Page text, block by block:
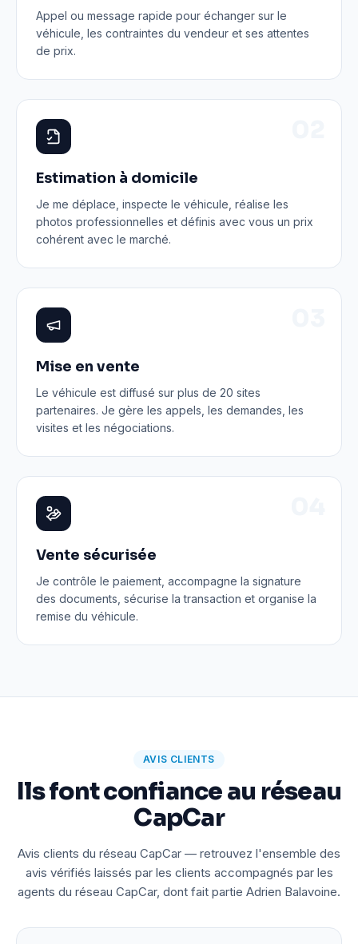
Appel ou message rapide pour échanger sur le
véhicule, les contraintes du vendeur et ses attentes
de prix.
Estimation à domicile
Je me déplace, inspecte le véhicule, réalise les
photos professionnelles et définis avec vous un prix
cohérent avec le marché.
Mise en vente
Le véhicule est diffusé sur plus de 20 sites
partenaires. Je gère les appels, les demandes, les
visites et les négociations.
Vente sécurisée
Je contrôle le paiement, accompagne la signature
des documents, sécurise la transaction et organise la
remise du véhicule.
AVIS CLIENTS
Ils font confiance au réseau
CapCar
Avis clients du réseau CapCar — retrouvez l'ensemble des
avis vérifiés laissés par les clients accompagnés par les
agents du réseau CapCar, dont fait partie Adrien Balavoine.